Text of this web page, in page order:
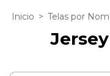
Inicio > Telas por